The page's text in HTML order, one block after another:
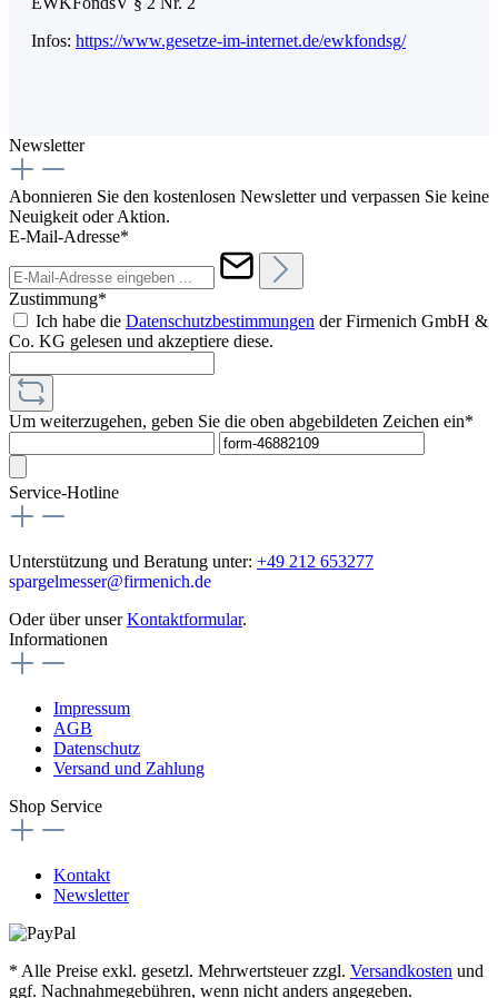
Infos: https://www.gesetze-im-internet.de/ewkfondsg/
Newsletter
Abonnieren Sie den kostenlosen Newsletter und verpassen Sie keine
Neuigkeit oder Aktion.
E-Mail-Adresse*
Zustimmung*
Ich habe die Datenschutzbestimmungen der Firmenich GmbH &
Co. KG gelesen und akzeptiere diese.
Um weiterzugehen, geben Sie die oben abgebildeten Zeichen ein*
Service-Hotline
Unterstützung und Beratung unter: +49 212 653277
spargelmesser@firmenich.de
Oder über unserKontaktformular.
Informationen
Impressum
AGB
Datenschutz
Versand und Zahlung
Shop Service
Kontakt
Newsletter
* Alle Preise exkl. gesetzl. Mehrwertsteuer zzgl. Versandkosten und
ggf. Nachnahmegebühren, wenn nicht anders angegeben.